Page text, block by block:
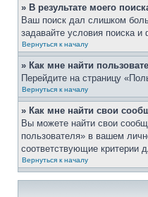
» В результате моего
Ваш поиск дал слишком
задавайте условия поиска
Вернуться к началу
» Как мне найти
Перейдите на страницу
Вернуться к началу
» Как мне найти свои
Вы можете найти свои
пользователя» в вашем
соответствующие критерии
Вернуться к началу